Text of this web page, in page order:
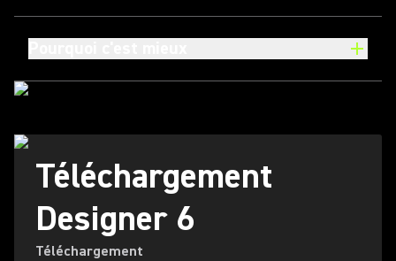
Téléchargement
Designer 6
Téléchargement